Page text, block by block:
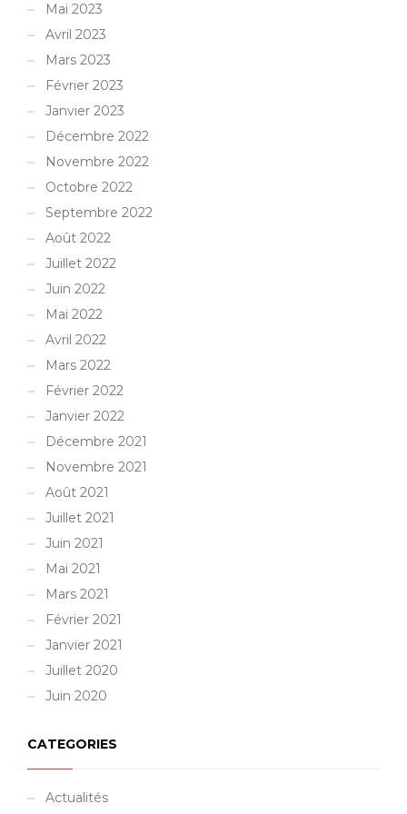
Mai 2023
Avril 2023
Mars 2023
Février 2023
Janvier 2023
Décembre 2022
Novembre 2022
Octobre 2022
Septembre 2022
Août 2022
Juillet 2022
Juin 2022
Mai 2022
Avril 2022
Mars 2022
Février 2022
Janvier 2022
Décembre 2021
Novembre 2021
Août 2021
Juillet 2021
Juin 2021
Mai 2021
Mars 2021
Février 2021
Janvier 2021
Juillet 2020
Juin 2020
CATEGORIES
Actualités